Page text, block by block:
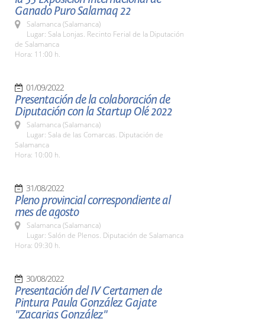
Ganado Puro Salamaq 22
Salamanca (Salamanca)
Lugar: Sala Lonjas. Recinto Ferial de la Diputación
de Salamanca
Hora: 11:00 h.
01/09/2022
Presentación de la colaboración de
Diputación con la Startup Olé 2022
Salamanca (Salamanca)
Lugar: Sala de las Comarcas. Diputación de
Salamanca
Hora: 10:00 h.
31/08/2022
Pleno provincial correspondiente al
mes de agosto
Salamanca (Salamanca)
Lugar: Salón de Plenos. Diputación de Salamanca
Hora: 09:30 h.
30/08/2022
Presentación del IV Certamen de
Pintura Paula González Gajate
"Zacarias González"